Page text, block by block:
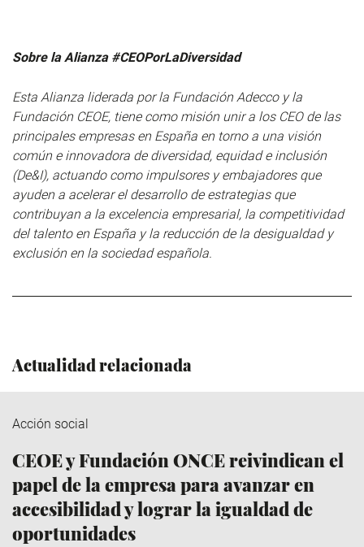
Sobre la Alianza #CEOPorLaDiversidad
Esta Alianza liderada por la Fundación Adecco y la
Fundación CEOE, tiene como misión unir a los CEO de las
principales empresas en España en torno a una visión
común e innovadora de diversidad, equidad e inclusión
(De&I), actuando como impulsores y embajadores que
ayuden a acelerar el desarrollo de estrategias que
contribuyan a la excelencia empresarial, la competitividad
del talento en España y la reducción de la desigualdad y
exclusión en la sociedad española.
Actualidad relacionada
Acción social
CEOE y Fundación ONCE reivindican el
papel de la empresa para avanzar en
accesibilidad y lograr la igualdad de
oportunidades